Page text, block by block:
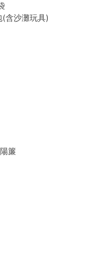
含沙灘玩具)
簾